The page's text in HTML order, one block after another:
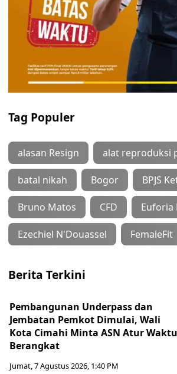
Tag Populer
alasan Resign alat reproduksi
batal nikah Bogor BPJS
Bruno Matos CFD Euforia
Ezechiel N'Douassel FemaleFit
Berita Terkini
Pembangunan Underpass dan
Jembatan Pemkot Dimulai, Wali
Kota Cimahi Minta ASN Atur Waktu
Berangkat
Jumat, 7 Agustus 2026, 1:40 PM